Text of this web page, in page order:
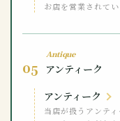
お店を営業されて
Antique
05
アンティーク
アンティーク
当店が扱うアンテ